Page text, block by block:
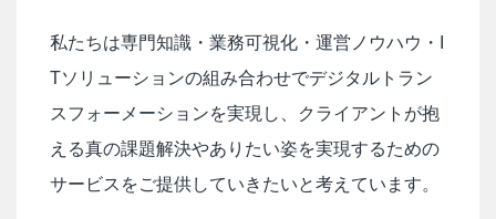
私たちは専門知識・業務可視化・運営ノウハウ・I
Tソリューションの組み合わせでデジタルトラン
スフォーメーションを実現し、クライアントが抱
える真の課題解決やありたい姿を実現するための
サービスをご提供していきたいと考えています。